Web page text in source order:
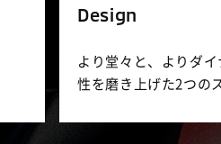
Design
より堂々と、よりダイ
性を磨き上げた2つの